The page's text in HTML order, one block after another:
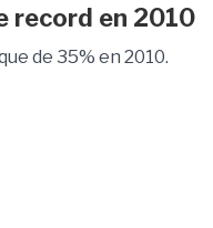
record en 2010
de 35% en 2010.